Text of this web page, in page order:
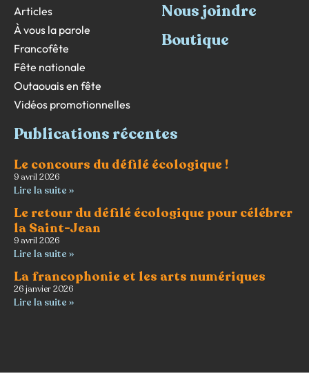
Articles
À vous la parole
Francofête
Fête nationale
Outaouais en fête
Vidéos promotionnelles
Nous joindre
Boutique
Publications récentes
Le concours du défilé écologique !
9 avril 2026
Lire la suite »
Le retour du défilé écologique pour célébrer
la Saint-Jean
9 avril 2026
Lire la suite »
La francophonie et les arts numériques
26 janvier 2026
Lire la suite »